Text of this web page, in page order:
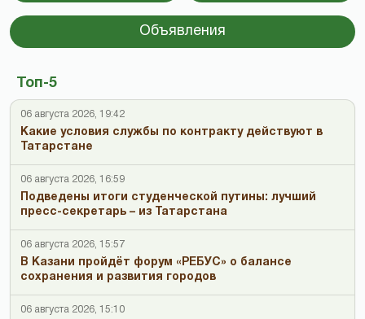
Объявления
Топ-5
06 августа 2026, 19:42
Какие условия службы по контракту действуют в
Татарстане
06 августа 2026, 16:59
Подведены итоги студенческой путины: лучший
пресс-секретарь – из Татарстана
06 августа 2026, 15:57
В Казани пройдёт форум «РЕБУС» о балансе
сохранения и развития городов
06 августа 2026, 15:10